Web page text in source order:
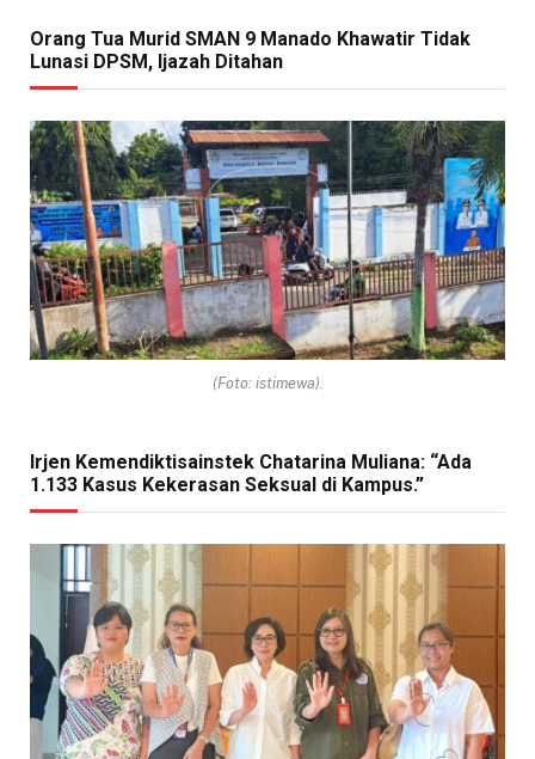
Orang Tua Murid SMAN 9 Manado Khawatir Tidak
Lunasi DPSM, Ijazah Ditahan
(Foto: istimewa).
Irjen Kemendiktisainstek Chatarina Muliana: “Ada
1.133 Kasus Kekerasan Seksual di Kampus.”